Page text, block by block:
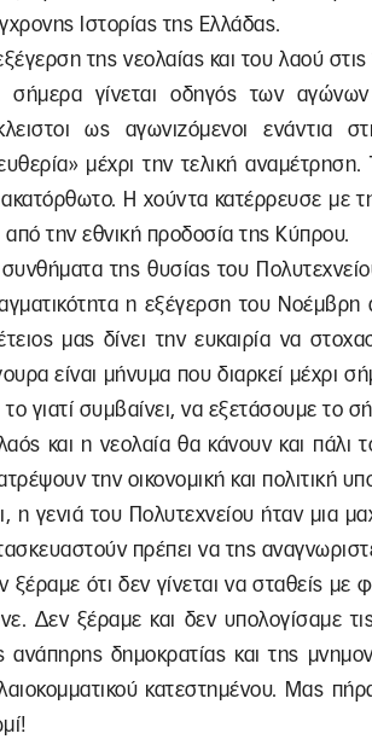
Iστορίας της Ελλάδας.
της νεολαίας και του λαού
σήμερα γίνεται οδηγός των
ως αγωνιζόμενοι ενάντια
μέχρι την τελική
Η χούντα κατέρρευσε με
από την εθνική προδοσία της Κύπρου.
της θυσίας του
η εξέγερση του
μας δίνει την ευκαιρία να
είναι μήνυμα που διαρκεί μέχρι
το γιατί συμβαίνει, να εξετάσουμε το
και η νεολαία θα κάνουν και
την οικονομική και πολιτική
η γενιά του Πολυτεχνείου ήταν μια
πρέπει να της
ξέραμε ότι δεν γίνεται να σταθείς
Δεν ξέραμε και δεν υπολογίσαμε
ανάπηρης δημοκρατίας και της
κατεστημένου. Μας